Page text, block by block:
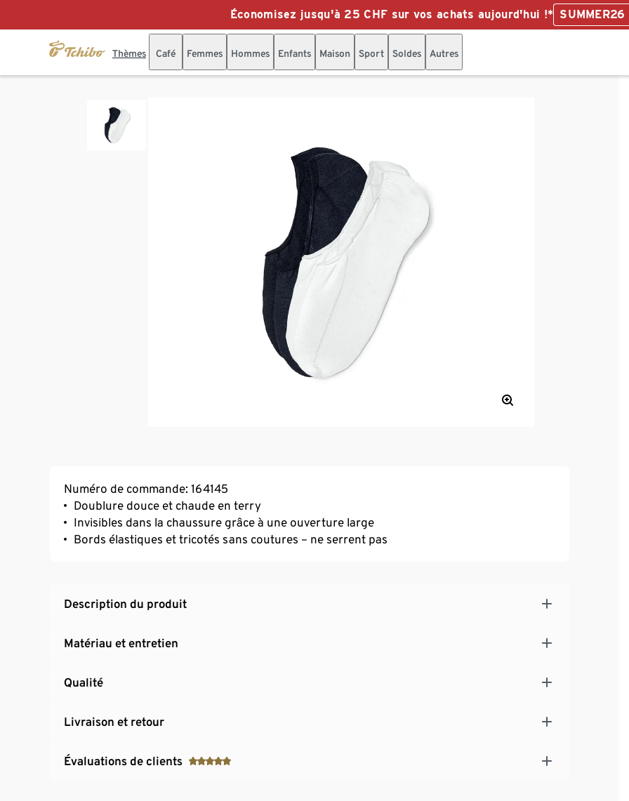
Économisez jusqu'à 25 CHF sur vos achats aujourd'hui !* SUMMER26
Thèmes Café Femmes Hommes Enfants Maison Sport Soldes Autres
Numéro de commande: 164145
Doublure douce et chaude en terry
Invisibles dans la chaussure grâce à une ouverture large
Bords élastiques et tricotés sans coutures – ne serrent pas
Description du produit
Matériau et entretien
Qualité
Livraison et retour
Évaluations de clients